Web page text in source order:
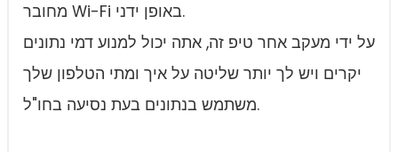
מחובר Wi-Fi באופן ידני.
על ידי מעקב אחר טיפ זה, אתה יכול למנוע דמי נתונים
יקרים ויש לך יותר שליטה על איך ומתי הטלפון שלך
משתמש בנתונים בעת נסיעה בחו"ל.